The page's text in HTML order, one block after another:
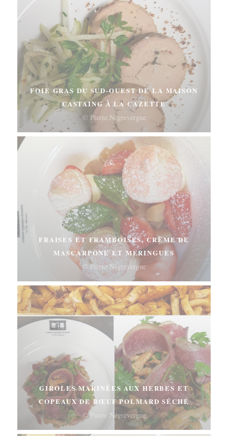
FOIE GRAS DU SUD-OUEST DE LA MAISON
CASTAING À LA CAZETTE
© Pierre Négrevergne
FRAISES ET FRAMBOISES, CRÈME DE
MASCARPONE ET MERINGUES
© Pierre Négrevergne
GIROLES MARINÉES AUX HERBES ET
COPEAUX DE BŒUF POLMARD SÉCHÉ
© Pierre Négrevergne